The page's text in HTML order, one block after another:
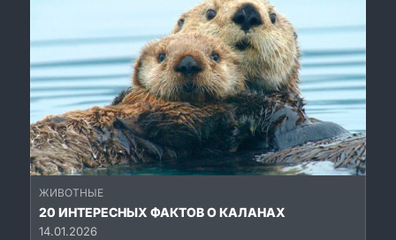
ЖИВОТНЫЕ
20 ИНТЕРЕСНЫХ ФАКТОВ О КАЛАНАХ
14.01.2026